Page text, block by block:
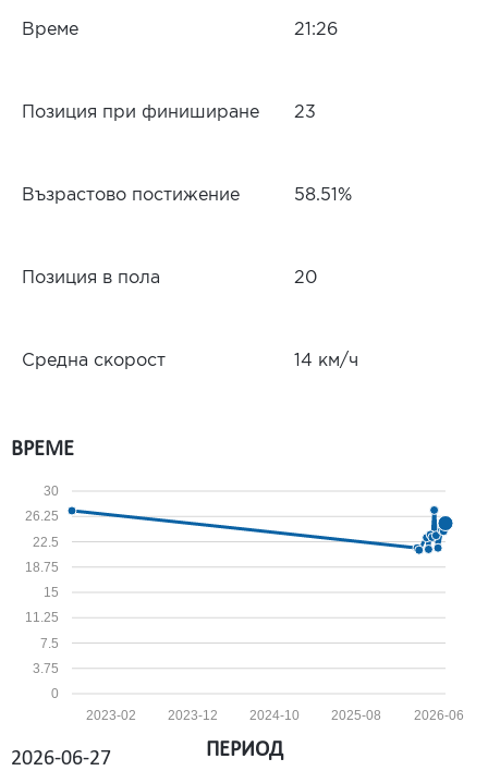
Време 21:26
Позиция при финиширане 23
Възрастово постижение 58.51%
Позиция в пола 20
Средна скорост 14 км/ч
ВРЕМЕ
0
3.75
7.5
11.25
15
18.75
22.5
26.25
30
2026-06
2025-08
2024-10
2023-12
2023-02
2026-06-27
ПЕРИОД